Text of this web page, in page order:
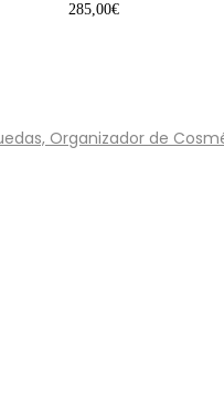
285,00€
Organizador de